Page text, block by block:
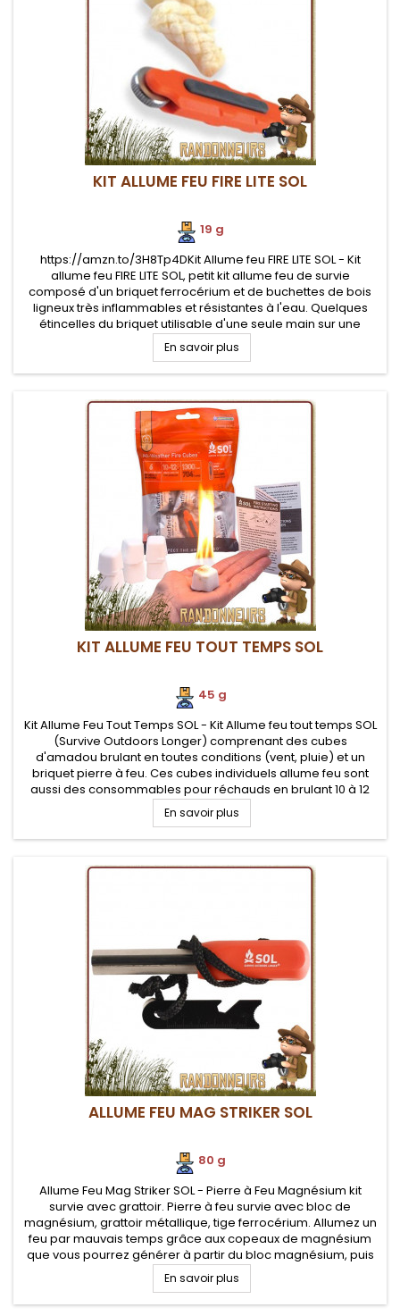
KIT ALLUME FEU FIRE LITE SOL
19 g
https://amzn.to/3H8Tp4DKit Allume feu FIRE LITE SOL - Kit
allume feu FIRE LITE SOL, petit kit allume feu de survie
composé d'un briquet ferrocérium et de buchettes de bois
ligneux très inflammables et résistantes à l'eau. Quelques
étincelles du briquet utilisable d'une seule main sur une
buchette amadou pour allumer un feu
En savoir plus
KIT ALLUME FEU TOUT TEMPS SOL
45 g
Kit Allume Feu Tout Temps SOL - Kit Allume feu tout temps SOL
(Survive Outdoors Longer) comprenant des cubes
d'amadou brulant en toutes conditions (vent, pluie) et un
briquet pierre à feu. Ces cubes individuels allume feu sont
aussi des consommables pour réchauds en brulant 10 à 12
minutes chacun
En savoir plus
ALLUME FEU MAG STRIKER SOL
80 g
Allume Feu Mag Striker SOL - Pierre à Feu Magnésium kit
survie avec grattoir. Pierre à feu survie avec bloc de
magnésium, grattoir métallique, tige ferrocérium. Allumez un
feu par mauvais temps grâce aux copeaux de magnésium
que vous pourrez générer à partir du bloc magnésium, puis
initiez une flamme
En savoir plus